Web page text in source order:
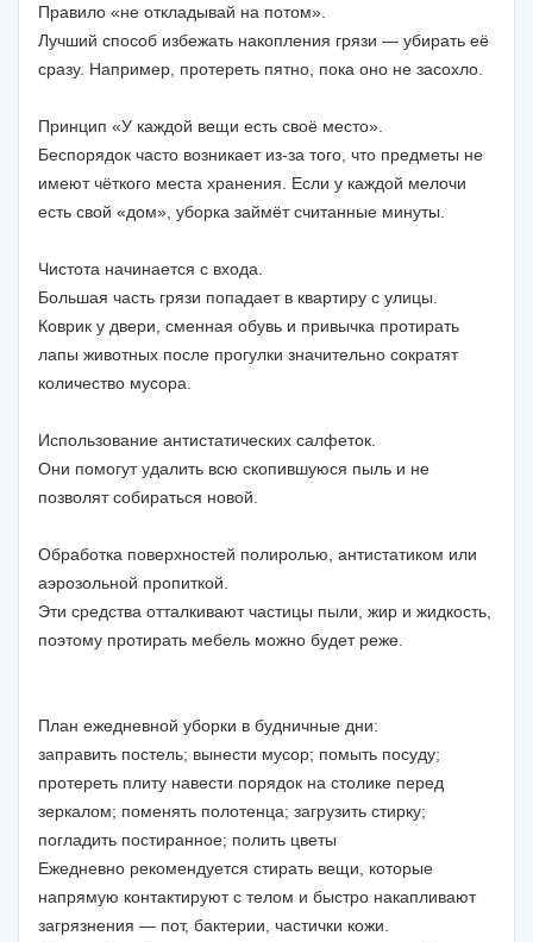
Правило «не откладывай на потом».
Лучший способ избежать накопления грязи — убирать её
сразу. Например, протереть пятно, пока оно не засохло.
Принцип «У каждой вещи есть своё место».
Беспорядок часто возникает из-за того, что предметы не
имеют чёткого места хранения. Если у каждой мелочи
есть свой «дом», уборка займёт считанные минуты.
Чистота начинается с входа.
Большая часть грязи попадает в квартиру с улицы.
Коврик у двери, сменная обувь и привычка протирать
лапы животных после прогулки значительно сократят
количество мусора.
Использование антистатических салфеток.
Они помогут удалить всю скопившуюся пыль и не
позволят собираться новой.
Обработка поверхностей полиролью, антистатиком или
аэрозольной пропиткой.
Эти средства отталкивают частицы пыли, жир и жидкость,
поэтому протирать мебель можно будет реже.
План ежедневной уборки в будничные дни:
заправить постель; вынести мусор; помыть посуду;
протереть плиту навести порядок на столике перед
зеркалом; поменять полотенца; загрузить стирку;
погладить постиранное; полить цветы
Ежедневно рекомендуется стирать вещи, которые
напрямую контактируют с телом и быстро накапливают
загрязнения — пот, бактерии, частички кожи.